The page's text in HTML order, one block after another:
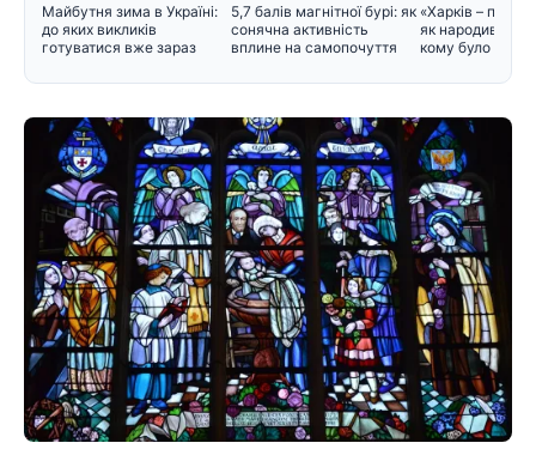
Майбутня зима в Україні:
до яких викликів
готуватися вже зараз
5,7 балів магнітної бурі: як
сонячна активність
вплине на самопочуття
«Харків –
як народився
кому було